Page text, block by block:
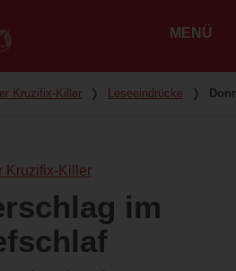
MENÜ
Kruzifix-Killer ❭ Leseeindrücke ❭
Kruzifix-Killer
im